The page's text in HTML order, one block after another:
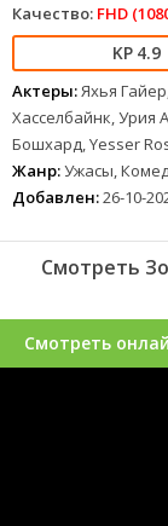
Качество: FHD
4.9
Актеры:Яхья
Хасселбайнк, Урия
Бошхард, Yesser
Жанр:Ужасы,
Добавлен:26-10-
Смотреть
Смотреть